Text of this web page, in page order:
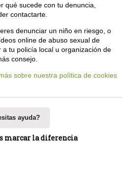
qué sucede con tu denuncia,
contactarte.
denunciar un niño en riesgo, o
online de abuso sexual de
tu policía local u organización de
consejo.
sobre nuestra política de cookies
ayuda?
marcar la diferencia